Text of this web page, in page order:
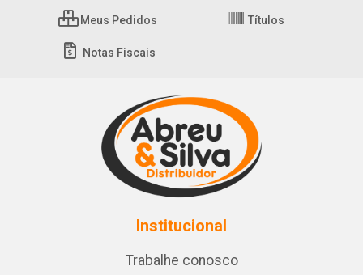
Meus Pedidos Títulos
Notas Fiscais
Institucional
Trabalhe conosco